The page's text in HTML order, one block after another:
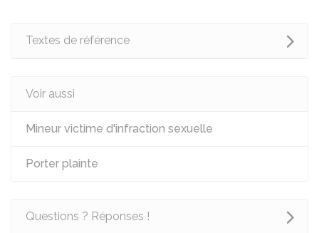
Textes de référence
Voir aussi
Mineur victime d'infraction sexuelle
Porter plainte
Questions ? Réponses !